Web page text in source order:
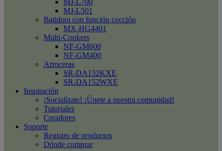
MJ-L700
MJ-L501
Batidora con función cocción
MX-HG4401
Multi-Cookers
NF-GM600
NF-GM400
Arroceras
SR-DA152KXE
SR-DA152WXE
Inspiración
¡Socialízate! ¡Únete a nuestra comunidad!
Tutoriales
Creadores
Soporte
Registro de productos
Dónde comprar